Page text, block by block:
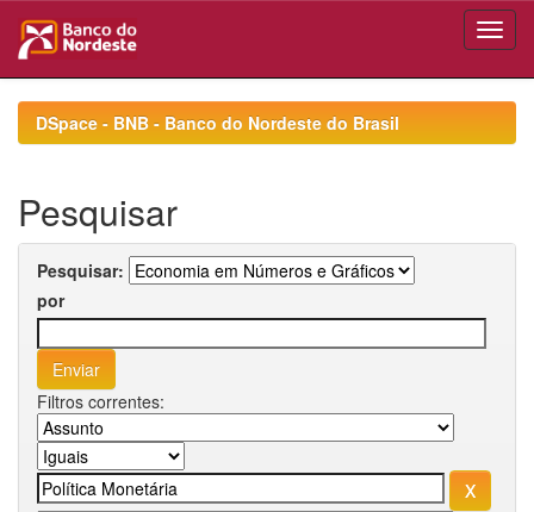
navigationDSpace - BNB - Banco do Nordeste do Brasil
Pesquisar
Pesquisar:
por
Filtros correntes: